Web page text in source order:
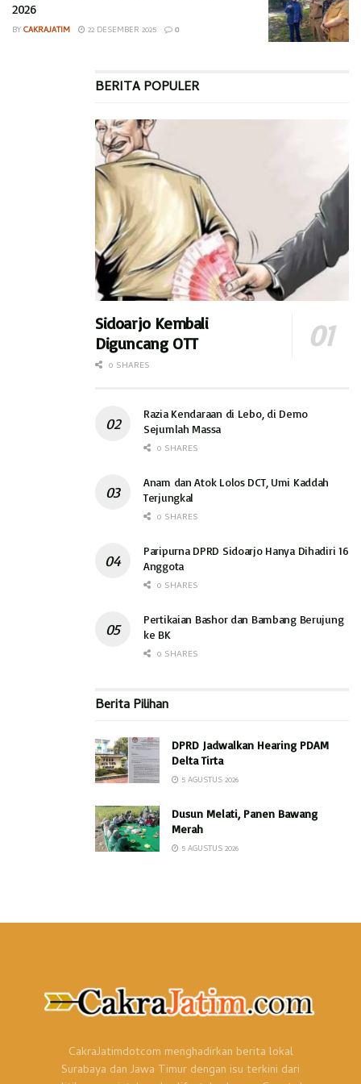
2026
BYCAKRAJATIM 22 DESEMBER 2025 0
BERITA POPULER
Sidoarjo Kembali
Diguncang OTT
0 SHARES
Razia Kendaraan di Lebo, di Demo
Sejumlah Massa
0 SHARES
Anam dan Atok Lolos DCT, Umi Kaddah
Terjungkal
0 SHARES
Paripurna DPRD Sidoarjo Hanya Dihadiri 16
Anggota
0 SHARES
Pertikaian Bashor dan Bambang Berujung
ke BK
0 SHARES
Berita Pilihan
DPRD Jadwalkan Hearing PDAM
Delta Tirta
5 AGUSTUS 2026
Dusun Melati, Panen Bawang
Merah
5 AGUSTUS 2026
CakraJatimdotcom menghadirkan berita lokal
Surabaya dan Jawa Timur dengan isu terkini dari